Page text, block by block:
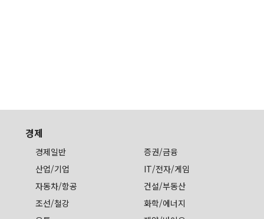
경제
경제일반
증권/금융
산업/기업
IT/전자/게임
자동차/항공
건설/부동산
조선/철강
화학/에너지